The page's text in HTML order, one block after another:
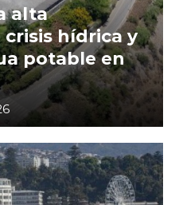
alta
hídrica y
potable en